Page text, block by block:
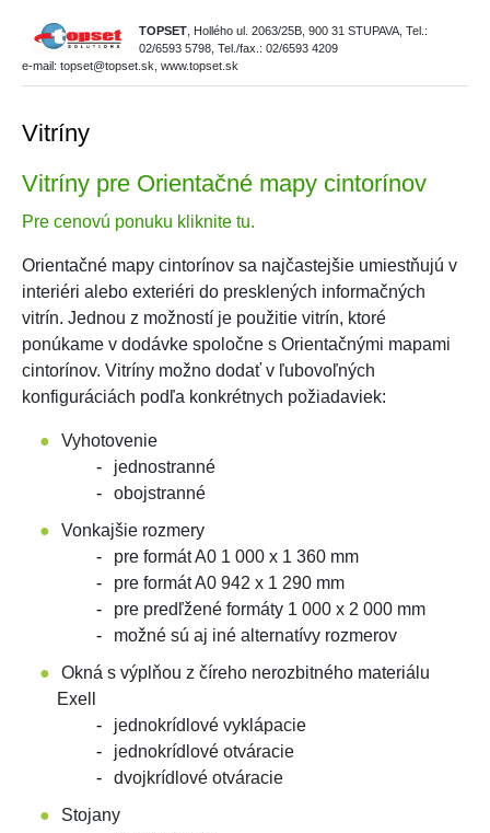
TOPSET , Hollého ul. 2063/25B, 900 31 STUPAVA, Tel.:
02/6593 5798, Tel./fax.: 02/6593 4209
e-mail: topset@topset.sk, www.topset.sk
Vitríny
Vitríny pre Orientačné mapy cintorínov
Pre cenovú ponuku kliknite tu.
Orientačné mapy cintorínov sa najčastejšie umiestňujú v
interiéri alebo exteriéri do presklených informačných
vitrín. Jednou z možností je použitie vitrín, ktoré
ponúkame v dodávke spoločne s Orientačnými mapami
cintorínov. Vitríny možno dodať v ľubovoľných
konfiguráciách podľa konkrétnych požiadaviek:
Vyhotovenie
jednostranné
obojstranné
Vonkajšie rozmery
pre formát A0 1 000 x 1 360 mm
pre formát A0 942 x 1 290 mm
pre predľžené formáty 1 000 x 2 000 mm
možné sú aj iné alternatívy rozmerov
Okná s výplňou z číreho nerozbitného materiálu
Exell
jednokrídlové vyklápacie
jednokrídlové otváracie
dvojkrídlové otváracie
Stojany